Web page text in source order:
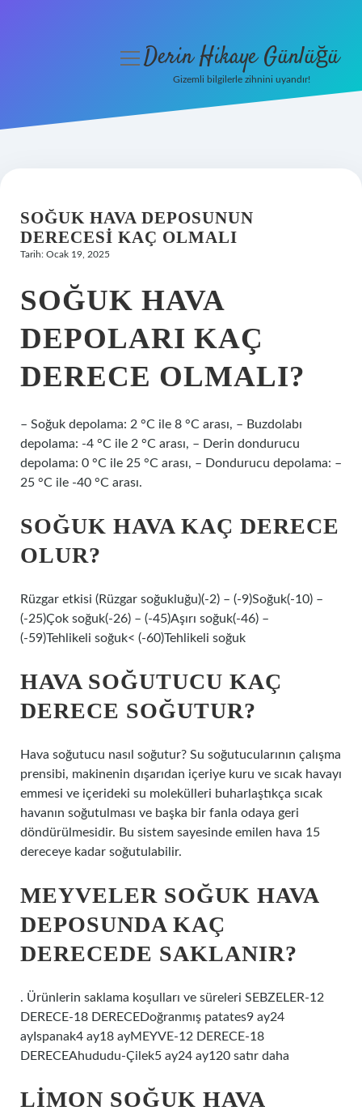
Hakkımızda
menüyüDerin Hikaye Günlüğü
Gizemli bilgilerle zihnini uyandır!
SOĞUK HAVA DEPOSUNUN
DERECESI KAÇ OLMALI
Tarih: Ocak 19, 2025
SOĞUK HAVA
DEPOLARI KAÇ
DERECE OLMALI?
– Soğuk depolama: 2 °C ile 8 °C arası, – Buzdolabı
depolama: -4 °C ile 2 °C arası, – Derin dondurucu
depolama: 0 °C ile 25 °C arası, – Dondurucu depolama: –
25 °C ile -40 °C arası.
SOĞUK HAVA KAÇ DERECE
OLUR?
Rüzgar etkisi (Rüzgar soğukluğu)(-2) – (-9)Soğuk(-10) –
(-25)Çok soğuk(-26) – (-45)Aşırı soğuk(-46) –
(-59)Tehlikeli soğuk< (-60)Tehlikeli soğuk
HAVA SOĞUTUCU KAÇ
DERECE SOĞUTUR?
Hava soğutucu nasıl soğutur? Su soğutucularının çalışma
prensibi, makinenin dışarıdan içeriye kuru ve sıcak havayı
emmesi ve içerideki su molekülleri buharlaştıkça sıcak
havanın soğutulması ve başka bir fanla odaya geri
döndürülmesidir. Bu sistem sayesinde emilen hava 15
dereceye kadar soğutulabilir.
MEYVELER SOĞUK HAVA
DEPOSUNDA KAÇ
DERECEDE SAKLANIR?
. Ürünlerin saklama koşulları ve süreleri SEBZELER-12
DERECE-18 DERECEDoğranmış patates9 ay24
ayIspanak4 ay18 ayMEYVE-12 DERECE-18
DERECEAhududu-Çilek5 ay24 ay120 satır daha
LIMON SOĞUK HAVA